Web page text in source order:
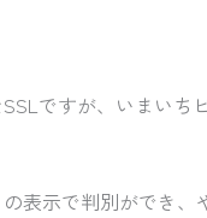
ですが、いまいち
表示で判別ができ、